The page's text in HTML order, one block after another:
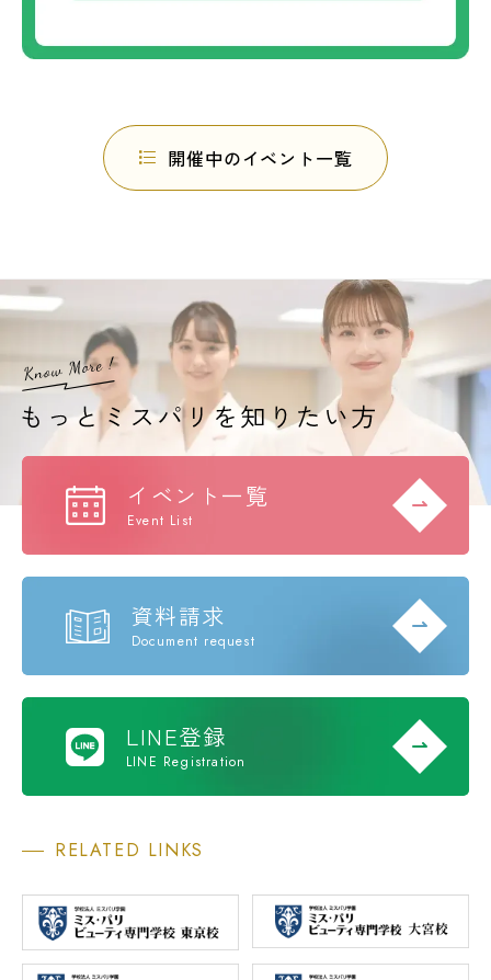
開催中のイベント一覧
イベント一覧
Event List
資料請求
Document request
LINE登録
LINE Registration
RELATED LINKS